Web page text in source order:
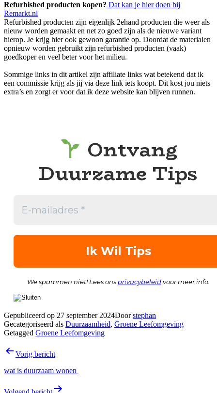
Refurbished producten kopen? Dat kan je hier doen bij
Remarkt.nl
Refurbished producten zijn eigenlijk 2ehand producten die weer als
nieuw worden gemaakt en net zo goed zijn als de nieuwe variant
hierop. Je krijg hier ook gewoon garantie op. Doordat de materialen
opnieuw worden gebruikt zijn refurbished producten (vaak)
goedkoper en veel beter voor het milieu.
Sommige links in dit artikel zijn affiliate links wat betekend dat ik
een commissie krijg als jij via deze link iets koopt. Dit kost jou niets
extra’s en zorgt er voor dat ik deze website kan blijven runnen.
Ontvang
Duurzame Tips
We spammen niet! Lees onsprivacybeleidvoor meer info.
Gepubliceerd op 27 september 2024Doorstephan
Gecategoriseerd als Duurzaamheid, Groene Leefomgeving
Getagged Groene Leefomgeving
Bericht
Vorig bericht
wat is duurzaam wonen